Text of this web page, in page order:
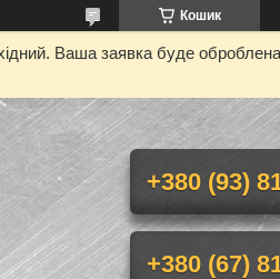
Кошик
Ваша заявка буде
+380 (93)
+380 (67)